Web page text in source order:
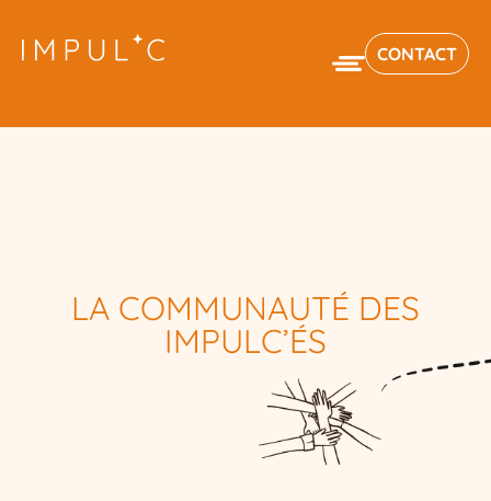
CONTACT
LA COMMUNAUTÉ DES
IMPULC’ÉS